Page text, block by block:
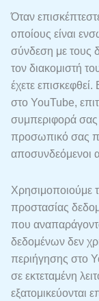
Όταν
οποίους είναι
σύνδεση με τους
τον διακομιστή
έχετε
στο YouTube,
συμπεριφορά σας
προσωπικό σας
αποσυνδεόμενοι
Χρησιμοποιούμε
προστασίας
που
δεδομένων δεν
περιήγησης στο
σε εκτεταμένη
εξατομικεύονται